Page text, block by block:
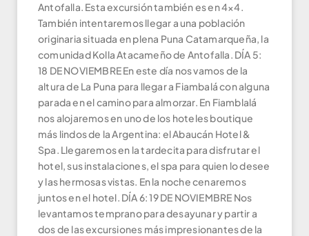
Antofalla. Esta excursión también es en 4×4.
También intentaremos llegar a una población
originaria situada en plena Puna Catamarqueña, la
comunidad Kolla Atacameño de Antofalla. DÍA 5:
18 DE NOVIEMBRE En este día nos vamos de la
altura de La Puna para llegar a Fiambalá con alguna
parada en el camino para almorzar. En Fiamblalá
nos alojaremos en uno de los hoteles boutique
más lindos de la Argentina: el Abaucán Hotel &
Spa. Llegaremos en la tardecita para disfrutar el
hotel, sus instalaciones, el spa para quien lo desee
y las hermosas vistas. En la noche cenaremos
juntos en el hotel. DÍA 6: 19 DE NOVIEMBRE Nos
levantamos temprano para desayunar y partir a
dos de las excursiones más impresionantes de la